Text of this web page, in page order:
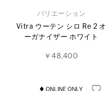
バリエーション
Vitra ウーテン シロ Re 2 オ
ーガナイザー ホワイト
￥48,400